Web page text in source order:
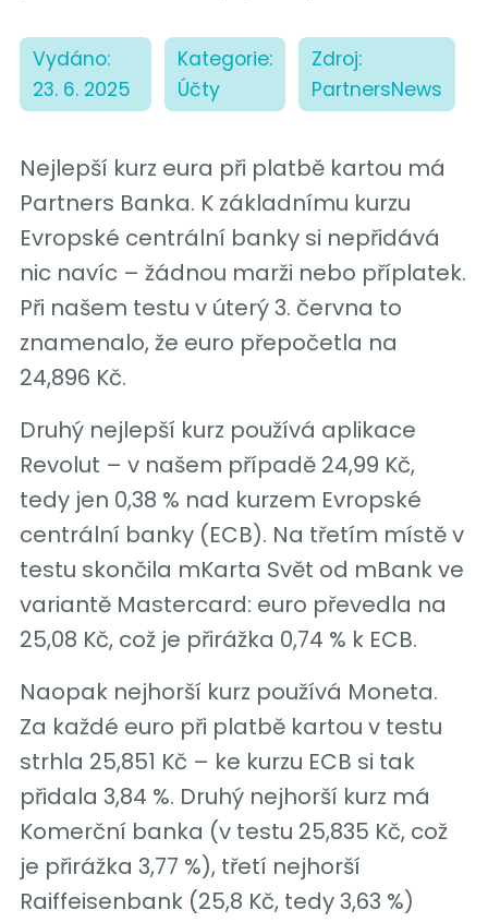
Vydáno:
23. 6. 2025
Kategorie:
Účty
Zdroj:
PartnersNews
Nejlepší kurz eura při platbě kartou má
Partners Banka. K základnímu kurzu
Evropské centrální banky si nepřidává
nic navíc – žádnou marži nebo příplatek.
Při našem testu v úterý 3. června to
znamenalo, že euro přepočetla na
24,896 Kč.
Druhý nejlepší kurz používá aplikace
Revolut – v našem případě 24,99 Kč,
tedy jen 0,38 % nad kurzem Evropské
centrální banky (ECB). Na třetím místě v
testu skončila mKarta Svět od mBank ve
variantě Mastercard: euro převedla na
25,08 Kč, což je přirážka 0,74 % k ECB.
Naopak nejhorší kurz používá Moneta.
Za každé euro při platbě kartou v testu
strhla 25,851 Kč – ke kurzu ECB si tak
přidala 3,84 %. Druhý nejhorší kurz má
Komerční banka (v testu 25,835 Kč, což
je přirážka 3,77 %), třetí nejhorší
Raiffeisenbank (25,8 Kč, tedy 3,63 %)